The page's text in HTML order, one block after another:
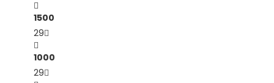
1500
29
1000
29